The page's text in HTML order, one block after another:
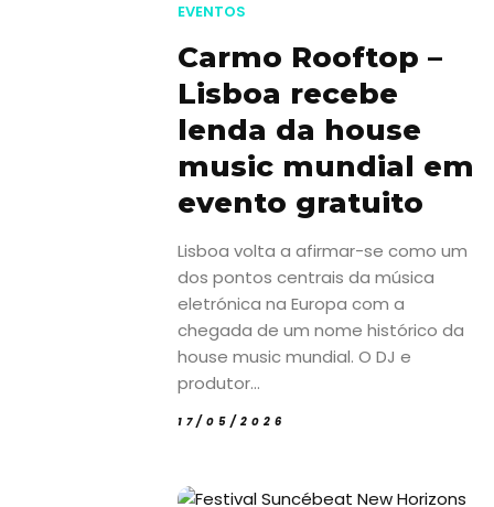
EVENTOS
Carmo Rooftop –
Lisboa recebe
lenda da house
music mundial em
evento gratuito
Lisboa volta a afirmar-se como um
dos pontos centrais da música
eletrónica na Europa com a
chegada de um nome histórico da
house music mundial. O DJ e
produtor...
17/05/2026